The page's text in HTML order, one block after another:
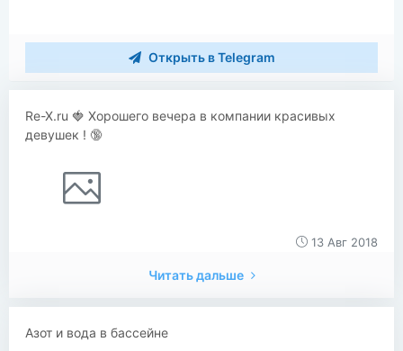
Открыть в Telegram
Re-X.ru 🍓 Хорошего вечера в компании красивых
девушек ! 🔞
13 Авг 2018
Читать дальше
Азот и вода в бассейне